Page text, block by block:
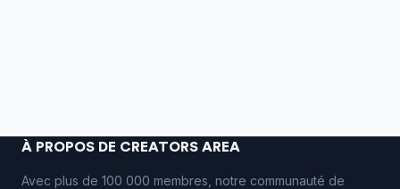
À PROPOS DE CREATORS AREA
Avec plus de 100 000 membres, notre communauté de